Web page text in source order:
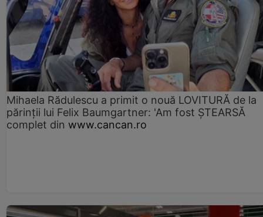
Mihaela Rădulescu a primit o nouă LOVITURĂ de la
părinții lui Felix Baumgartner: 'Am fost ȘTEARSĂ
complet din www.cancan.ro